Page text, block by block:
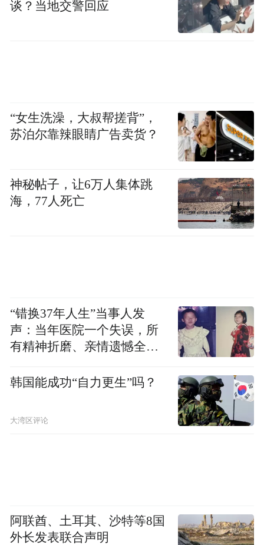
谈？当地交警回应
“女生洗澡，大叔帮搓背”，
苏泊尔靠辣眼睛广告卖货？
神秘帖子，让6万人集体跳
海，77人死亡
“错换37年人生”当事人发
声：当年医院一个失误，所
有精神折磨、亲情遗憾全部
韩国能成功“自力更生”吗？
大湾区评论
阿联酋、土耳其、沙特等8国
外长发表联合声明